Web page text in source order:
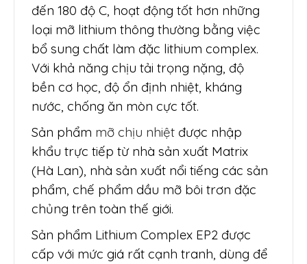
đến 180 độ C, hoạt động tốt hơn những
loại mỡ lithium thông thường bằng việc
bổ sung chất làm đặc lithium complex.
Với khả năng chịu tải trọng nặng, độ
bền cơ học, độ ổn định nhiệt, kháng
nước, chống ăn mòn cực tốt.
Sản phẩm mỡ chịu nhiệt được nhập
khẩu trực tiếp từ nhà sản xuất Matrix
(Hà Lan), nhà sản xuất nổi tiếng các sản
phẩm, chế phẩm dầu mỡ bôi trơn đặc
chủng trên toàn thế giới.
Sản phẩm Lithium Complex EP2 được
cấp với mức giá rất cạnh tranh, dùng để